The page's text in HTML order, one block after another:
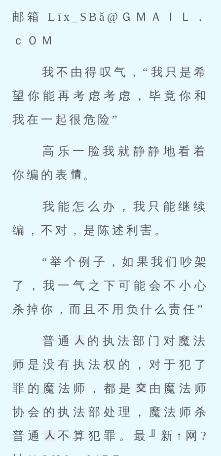
邮箱 Līx_SBǎ@ＧＭＡＩＬ．
ｃＯＭ
望你能再考虑考虑，毕竟你和
我在一起很危险”
你编的表
。
编，不对，是陈述利害。
了，我一气之下可能会不小心
普通
的执法部门对魔法
师是没有执法权的，对于犯了
罪的魔法师，都是
由魔法师
协会的执法部处理，魔法师杀
普通
不算犯罪。最╜新↑网?